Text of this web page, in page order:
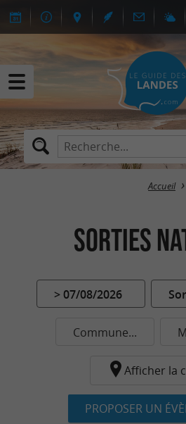
Accueil
Sorties
> 07/08/2026
Commune...
Afficher la
PROPOSER UN